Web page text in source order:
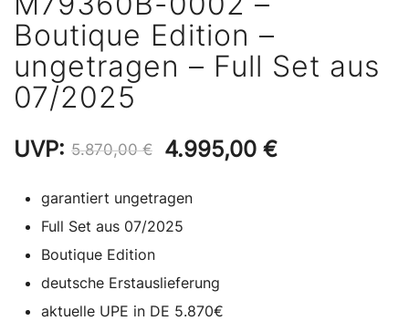
Boutique Edition –
ungetragen – Full Set aus
07/2025
UVP: 5.870,00€
Ursprünglicher
war:
4.995,00 €Aktueller
garantiert ungetragen
Full Set aus 07/2025
Boutique Edition
deutsche Erstauslieferung
aktuelle UPE in DE 5.870€